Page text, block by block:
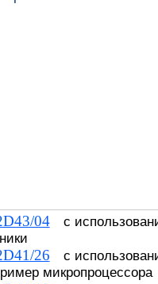
04с
26 с
микропроцессора